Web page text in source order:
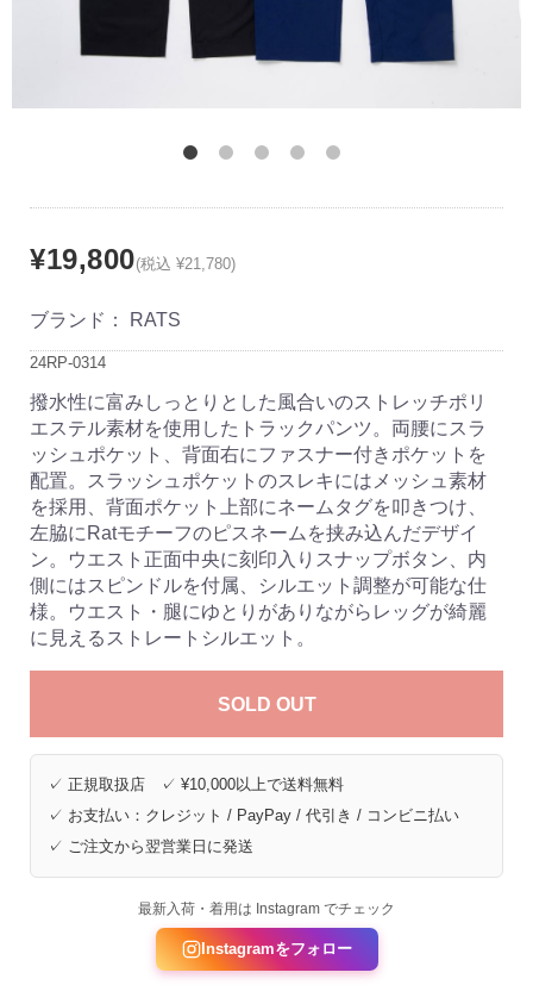
¥19,800(税込 ¥21,780)
ブランド： RATS
24RP-0314
撥水性に富みしっとりとした風合いのストレッチポリ
エステル素材を使用したトラックパンツ。両腰にスラ
ッシュポケット、背面右にファスナー付きポケットを
配置。スラッシュポケットのスレキにはメッシュ素材
を採用、背面ポケット上部にネームタグを叩きつけ、
左脇にRatモチーフのピスネームを挟み込んだデザイ
ン。ウエスト正面中央に刻印入りスナップボタン、内
側にはスピンドルを付属、シルエット調整が可能な仕
様。ウエスト・腿にゆとりがありながらレッグが綺麗
に見えるストレートシルエット。
SOLD OUT
✓ 正規取扱店 ✓ ¥10,000以上で送料無料
✓ お支払い：クレジット / PayPay / 代引き / コンビニ払い
✓ ご注文から翌営業日に発送
最新入荷・着用は Instagram でチェック
Instagramをフォロー